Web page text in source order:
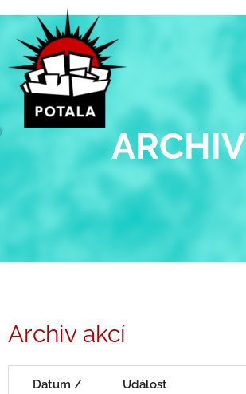
obsah
ARCHIV
Archiv akcí
Datum /
Událost